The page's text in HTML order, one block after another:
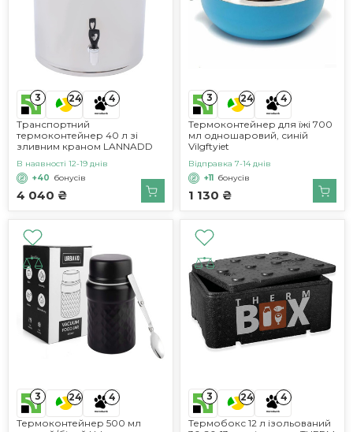
3 24 4
Транспортний
термоконтейнер 40 л зі
зливним краном LANNADD
4 040 ₴
В наявності 12-19 днів
+40 бонусів
3 24 4
Термоконтейнер для їжі 700
мл одношаровий, синій
Vilgftyiet
1 130 ₴
Відправка 7-14 днів
+11
бонусів
3 24 4
Термоконтейнер 500 мл
3 24 4
Термобокс 12 л ізольований